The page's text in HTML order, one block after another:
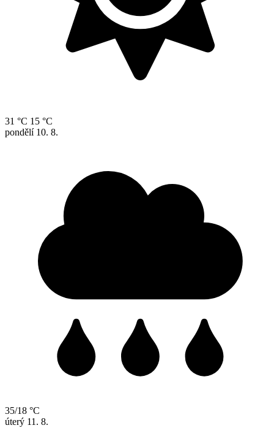
31 °C 15 °C
pondělí 10. 8.
35/18 °C
úterý 11. 8.